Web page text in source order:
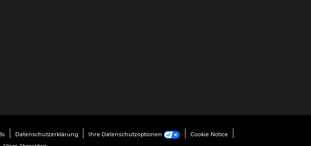
Datenschutzerklärung Ihre Datenschutzoptionen
Cookie Notice